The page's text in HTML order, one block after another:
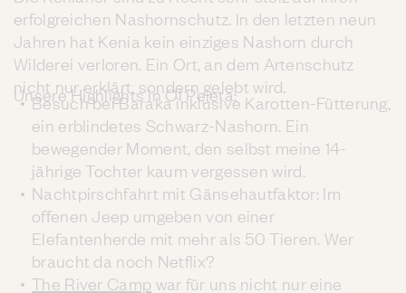
erfolgreichen Nashornschutz. In den letzten neun
Jahren hat Kenia kein einziges Nashorn durch
Wilderei verloren. Ein Ort, an dem Artenschutz
nicht nur erklärt, sondern gelebt wird.
Unsere Highlights in Ol Pejeta:
Besuch bei Baraka inklusive Karotten-Fütterung,
ein erblindetes Schwarz-Nashorn. Ein
bewegender Moment, den selbst meine 14-
jährige Tochter kaum vergessen wird.
Nachtpirschfahrt mit Gänsehautfaktor: Im
offenen Jeep umgeben von einer
Elefantenherde mit mehr als 50 Tieren. Wer
braucht da noch Netflix?
The River Camp war für uns nicht nur eine